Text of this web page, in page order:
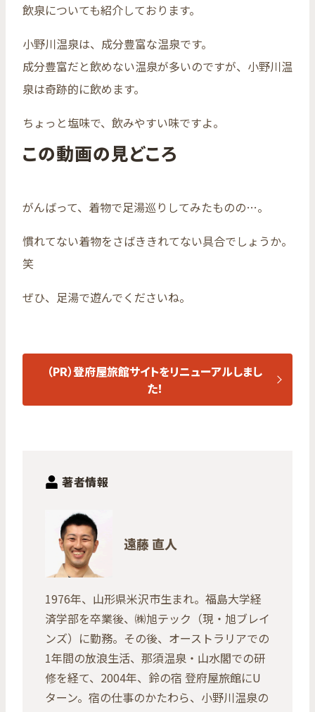
飲泉についても紹介しております。
小野川温泉は、成分豊富な温泉です。
成分豊富だと飲めない温泉が多いのですが、小野川温
泉は奇跡的に飲めます。
ちょっと塩味で、飲みやすい味ですよ。
この動画の見どころ
がんばって、着物で足湯巡りしてみたものの…。
慣れてない着物をさばききれてない具合でしょうか。
笑
ぜひ、足湯で遊んでくださいね。
（PR）登府屋旅館サイトをリニューアルしまし
た！
著者情報
遠藤 直人
1976年、山形県米沢市生まれ。福島大学経
済学部を卒業後、㈱旭テック（現・旭ブレイ
ンズ）に勤務。その後、オーストラリアでの
1年間の放浪生活、那須温泉・山水閣での研
修を経て、2004年、鈴の宿 登府屋旅館にU
ターン。宿の仕事のかたわら、小野川温泉の